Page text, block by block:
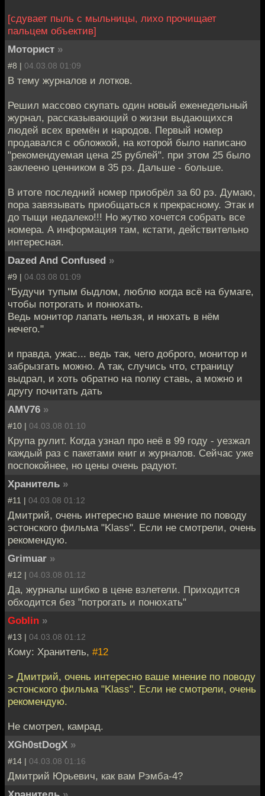
[сдувает пыль с мыльницы, лихо прочищает
пальцем объектив]
Моторист »
#8 | 04.03.08 01:09
В тему журналов и лотков.
Решил массово скупать один новый еженедельный
журнал, рассказывающий о жизни выдающихся
людей всех времён и народов. Первый номер
продавался с обложкой, на которой было написано
"рекомендуемая цена 25 рублей". при этом 25 было
заклеено ценником в 35 рэ. Дальше - больше.
В итоге последний номер приобрёл за 60 рэ. Думаю,
пора завязывать приобщаться к прекрасному. Этак и
до тыщи недалеко!!! Но жутко хочется собрать все
номера. А информация там, кстати, действительно
интересная.
Dazed And Confused »
#9 | 04.03.08 01:09
"Будучи тупым быдлом, люблю когда всё на бумаге,
чтобы потрогать и понюхать.
Ведь монитор лапать нельзя, и нюхать в нём
нечего."
и правда, ужас... ведь так, чего доброго, монитор и
забрызгать можно. А так, случись что, страницу
выдрал, и хоть обратно на полку ставь, а можно и
другу почитать дать
AMV76 »
#10 | 04.03.08 01:10
Крупа рулит. Когда узнал про неё в 99 году - уезжал
каждый раз с пакетами книг и журналов. Сейчас уже
поспокойнее, но цены очень радуют.
Хранитель »
#11 | 04.03.08 01:12
Дмитрий, очень интересно ваше мнение по поводу
эстонского фильма "Klass". Если не смотрели, очень
рекомендую.
Grimuar »
#12 | 04.03.08 01:12
Да, журналы шибко в цене взлетели. Приходится
обходится без "потрогать и понюхать"
Goblin »
#13 | 04.03.08 01:12
Кому: Хранитель, #12
> Дмитрий, очень интересно ваше мнение по поводу
эстонского фильма "Klass". Если не смотрели, очень
рекомендую.
Не смотрел, камрад.
XGh0stDogX »
#14 | 04.03.08 01:16
Дмитрий Юрьевич, как вам Рэмба-4?